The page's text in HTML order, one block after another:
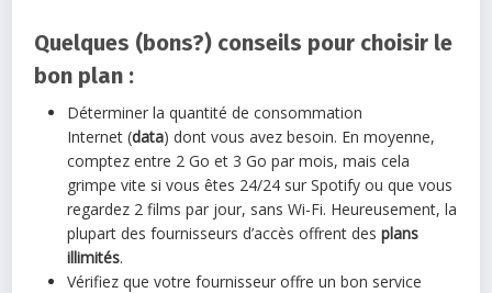
Quelques (bons?) conseils pour choisir le
bon plan :
Déterminer la quantité de consommation
Internet (data) dont vous avez besoin. En moyenne,
comptez entre 2 Go et 3 Go par mois, mais cela
grimpe vite si vous êtes 24/24 sur Spotify ou que vous
regardez 2 films par jour, sans Wi-Fi. Heureusement, la
plupart des fournisseurs d’accès offrent desplans
illimités.
Vérifiez que votre fournisseur offre un bon service